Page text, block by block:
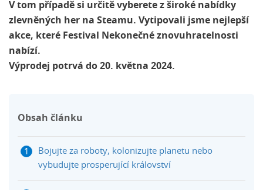
V tom případě si určitě vyberete z široké nabídky
zlevněných her na Steamu. Vytipovali jsme nejlepší
akce, které Festival Nekonečné znovuhratelnosti
nabízí.
Výprodej potrvá do 20. května 2024.
Obsah článku
Bojujte za roboty, kolonizujte planetu nebo
vybudujte prosperující království